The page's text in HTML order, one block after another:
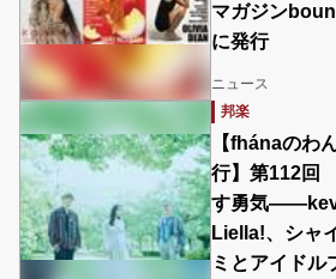
マガジン
に発行
ニュース
邦楽
【fhánaのわ
行】第112回
す勇気
Liella!、シャ
ミとアイドル